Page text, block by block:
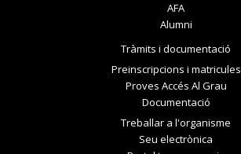
AFA
Alumni
Tràmits i documentació
Preinscripcions i matricules
Proves Accés Al Grau
Documentació
Treballar a l'organisme
Seu electrònica